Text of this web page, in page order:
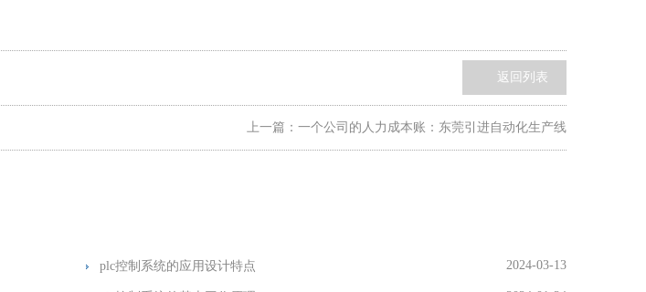
返回列表
上一篇： 一个公司的人力成本账：东莞引进自动化生产线
plc控制系统的应用设计特点 2024-03-13